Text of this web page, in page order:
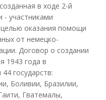
в ходе 2-й
- участниками
целью оказания помощи
от немецко-
Договор о создании
1943 года в
государств:
Боливии, Бразилии,
Гватемалы,